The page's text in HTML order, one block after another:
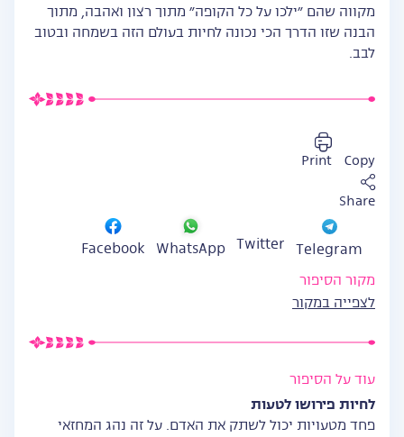
מקווה שהם ״ילכו על כל הקופה״ מתוך רצון ואהבה, מתוך
הבנה שזו הדרך הכי נכונה לחיות בעולם הזה בשמחה ובטוב
לבב.
Copy
Print
Share
Telegram
Twitter
WhatsApp
Facebook
מקור הסיפור
לצפייה במקור
עוד על הסיפור
לחיות פירושו לטעות
פחד מטעויות יכול לשתק את האדם. על זה נהג המחזאי